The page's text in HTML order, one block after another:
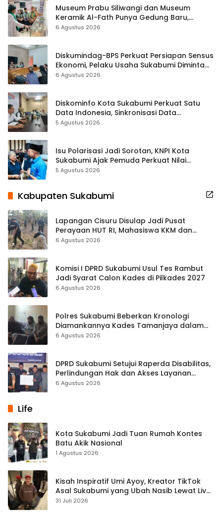
Museum Prabu Siliwangi dan Museum
Keramik Al-Fath Punya Gedung Baru,
Hampir 500 Koleksi Dipisahkan
6 Agustus 2026
Diskumindag-BPS Perkuat Persiapan Sensus
Ekonomi, Pelaku Usaha Sukabumi Diminta
Terbuka Beri Data
6 Agustus 2026
Diskominfo Kota Sukabumi Perkuat Satu
Data Indonesia, Sinkronisasi Data
Kewilayahan Dikebut
5 Agustus 2026
Isu Polarisasi Jadi Sorotan, KNPI Kota
Sukabumi Ajak Pemuda Perkuat Nilai
Kebangsaan
5 Agustus 2026
Kabupaten Sukabumi
Lapangan Cisuru Disulap Jadi Pusat
Perayaan HUT RI, Mahasiswa KKM dan
Warga Satukan Tenaga
6 Agustus 2026
Komisi I DPRD Sukabumi Usul Tes Rambut
Jadi Syarat Calon Kades di Pilkades 2027
6 Agustus 2026
Polres Sukabumi Beberkan Kronologi
Diamankannya Kades Tamanjaya dalam
Kasus Sabu
6 Agustus 2026
DPRD Sukabumi Setujui Raperda Disabilitas,
Perlindungan Hak dan Akses Layanan
Diperkuat
6 Agustus 2026
Life
Kota Sukabumi Jadi Tuan Rumah Kontes
Batu Akik Nasional
1 Agustus 2026
Kisah Inspiratif Umi Ayoy, Kreator TikTok
Asal Sukabumi yang Ubah Nasib Lewat Live
Streaming
31 Juli 2026